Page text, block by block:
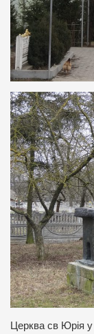
Церква св Юрія